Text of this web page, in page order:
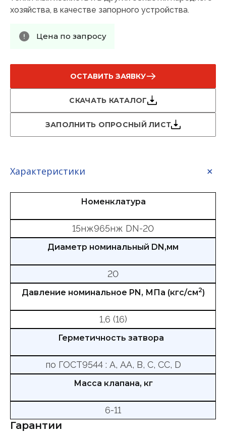
хозяйства, в качестве запорного устройства.
Цена по запросу
ОСТАВИТЬ ЗАЯВКУ
СКАЧАТЬ КАТАЛОГ
ЗАПОЛНИТЬ ОПРОСНЫЙ ЛИСТ
Характеристики
Номенклатура
15нж965нж DN-20
Диаметр номинальный DN,мм
20
Давление номинальное PN, МПа (кгс/см2)
1,6 (16)
Герметичность затвора
по ГОСТ9544 : А, АА, В, С, СС, D
Масса клапана, кг
6-11
Гарантии